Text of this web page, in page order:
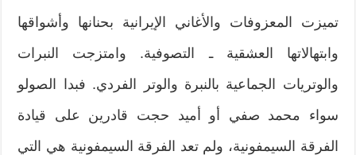
تميزت المعزوفات والأغاني الإيرانية بحنانها وأشواقها
وابتهالاتها العشقية ـ التصوفية. وامتزجت النبرات
والوتريات الجماعية بالنبرة والوتر الفردي. فبدا الصولو
سواء محمد صفي أو أميد حجت قادرين على قيادة
الفرقة السيمفونية، ولم تعد الفرقة السيمفونية هي التي